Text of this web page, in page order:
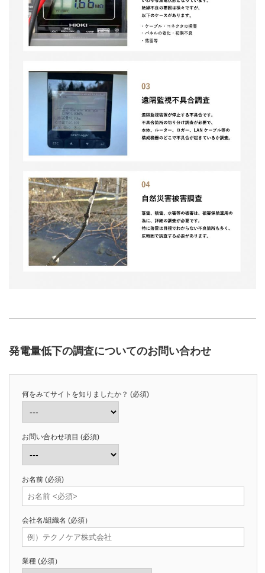
発電量低下の調査についてのお問い合わせ
何をみてサイトを知りましたか？ (必須)
お問い合わせ項目 (必須)
お名前 (必須)
会社名/組織名 (必須）
業種 (必須）